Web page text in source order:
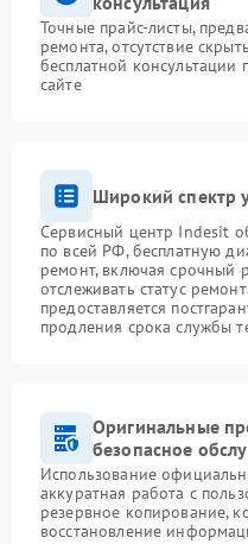
Точные прайс-листы,
ремонта, отсутствие
бесплатной
сайте
Широкий спектр
Сервисный центр Indesit
по всей РФ, бесплатную
ремонт, включая срочный
отслеживать статус
предоставляется
продления срока службы
Оригинальные
безопасное
Использование
аккуратная работа с
резервное копирование,
восстановление